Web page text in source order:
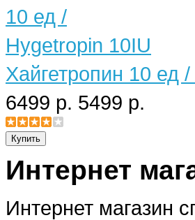
Хайгетропин 10 ед
6499 р. 5499 р.
Интернет
Интернет магазин